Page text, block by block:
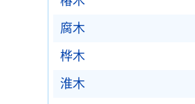
腐木
桦木
淮木